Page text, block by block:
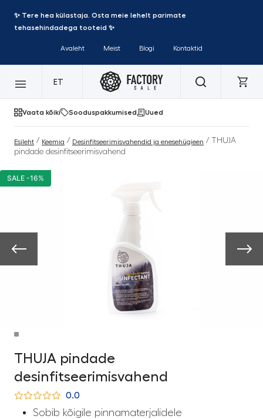
✨ Tere hea külastaja. Osta meie lehelt parimate
tehasehindadega tooteid ✨
Avaleht Meist Blogi Kontaktid
ET
Vaata kõiki Sooduspakkumised Uued
Esileht / Keemia / Desinfitseerimisvahendid ja enesehügieen / THUJA
pindade desinfitseerimisvahend
SALE -16%
THUJA pindade
desinfitseerimisvahend
0.0
Sobib kõigile pinnamaterjalidele